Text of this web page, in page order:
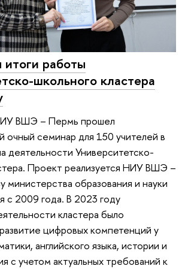
работы
школьного кластера
ВШЭ – Пермь прошел
очный семинар для 150 учителей в
деятельности Университетско-
Проект реализуется НИУ ВШЭ –
министерства образования и науки
с 2009 года. В 2023 году
кластера было
цифровых компетенций у
английского языка, истории и
с учетом актуальных требований к